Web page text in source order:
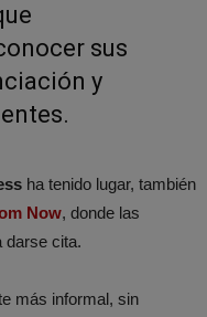
sus
y
ha tenido lugar, también
Now, donde las
darse cita.
más informal, sin